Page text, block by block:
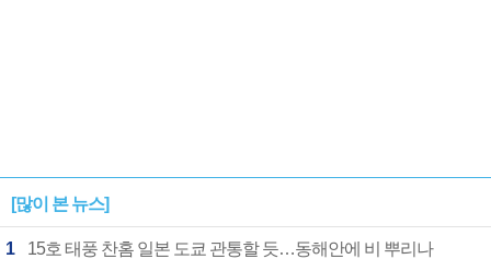
[많이 본 뉴스]
1 15호 태풍 찬홈 일본 도쿄 관통할 듯…동해안에 비 뿌리나